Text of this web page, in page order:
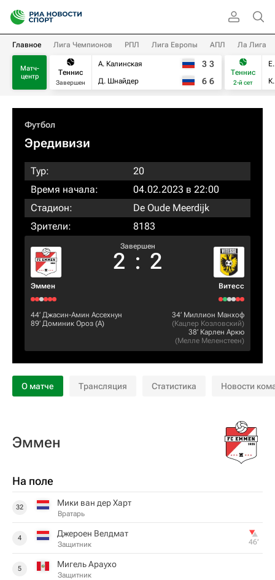
Главное Лига Чемпионов РПЛ Лига Европы АПЛ Ла Лига
Матч-
центр
Теннис
Завершен
А. Калинская
Д. Шнайдер
3 3
6 6
Теннис
2-й сет
Футбол
Эредивизи
Тур:
20
Время начала:
04.02.2023 в 22:00
Стадион:
De Oude Meerdijk
Зрители:
8183
Эммен
Завершен
2 : 2
Витесс
44‎’‎ Джасин-Амин Ассехнун
89‎’‎ Доминик Ороз (А)
34‎’‎ Миллион Манхоф
(Кацпер Козловский)
38‎’‎ Карлен Аркю
(Мелле Меленстеен)
О матче Трансляция Статистика Новости
Эммен
На поле
32 Мики ван дер Харт
Вратарь
4 Джероен Велдмат
Защитник 46‎’‎
5 Мигель Араухо
Защитник